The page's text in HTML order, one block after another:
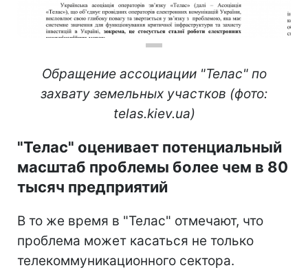
Обращение ассоциации "Телас" по
захвату земельных участков (фото:
telas.kiev.ua)
"Телас" оценивает потенциальный
масштаб проблемы более чем в 80
тысяч предприятий
В то же время в "Телас" отмечают, что
проблема может касаться не только
телекоммуникационного сектора.